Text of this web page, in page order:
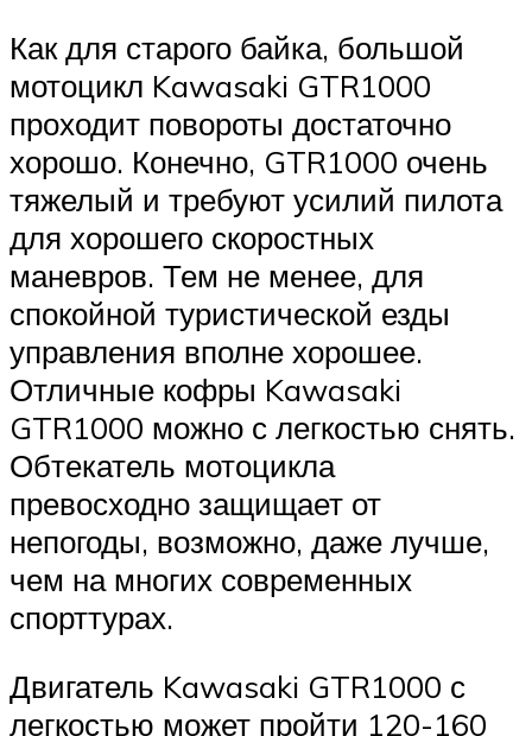
Как для старого байка, большой
мотоцикл Kawasaki GTR1000
проходит повороты достаточно
хорошо. Конечно, GTR1000 очень
тяжелый и требуют усилий пилота
для хорошего скоростных
маневров. Тем не менее, для
спокойной туристической езды
управления вполне хорошее.
Отличные кофры Kawasaki
GTR1000 можно с легкостью снять.
Обтекатель мотоцикла
превосходно защищает от
непогоды, возможно, даже лучше,
чем на многих современных
спорттурах.
Двигатель Kawasaki GTR1000 с
легкостью может пройти 120-160